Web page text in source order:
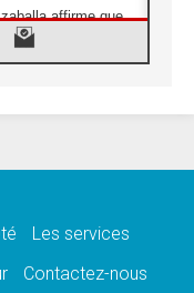
affirme que
humaine»
renforcera
Les services
Contactez-nous